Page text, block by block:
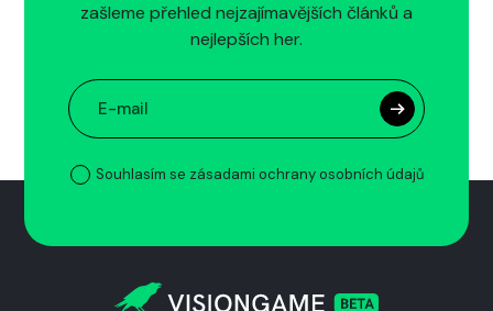
zašleme přehled nejzajímavějších článků a
nejlepších her.
Souhlasím se zásadami ochrany osobních údajů